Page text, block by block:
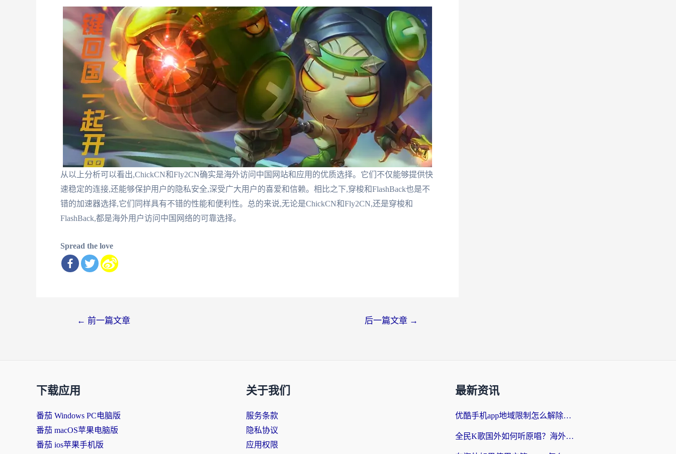
从以上分析可以看出,ChickCN和Fly2CN确实是海外访问中国网站和应用的优质选择。它们不仅能够提供快
速稳定的连接,还能够保护用户的隐私安全,深受广大用户的喜爱和信赖。相比之下,穿梭和FlashBack也是不
错的加速器选择,它们同样具有不错的性能和便利性。总的来说,无论是ChickCN和Fly2CN,还是穿梭和
FlashBack,都是海外用户访问中国网络的可靠选择。
Spread the love
← 前一篇文章 后一篇文章 →
下载应用
番茄 Windows PC电脑版
番茄 macOS苹果电脑版
番茄 ios苹果手机版
关于我们
服务条款
隐私协议
应用权限
最新资讯
优酷手机app地域限制怎么解除？海外党亲测有效的追剧方案
全民K歌国外如何听原唱？海外党亲测有效的回国加速器选择指南